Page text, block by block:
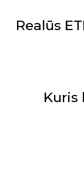
Realūs
Kuris